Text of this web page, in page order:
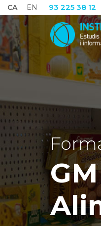
CA EN 93 225 38 12